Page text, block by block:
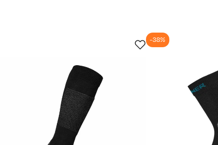
Bekreftet kjøper
-38%